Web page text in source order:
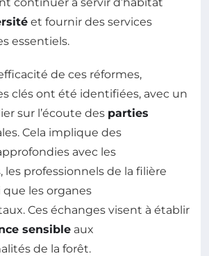
et fournir des services
essentiels.
de ces réformes,
clés ont été identifiées, avec un
sur l’écoute des parties
Cela implique des
avec les
professionnels de la filière
que les organes
Ces échanges visent à établir
sensible aux
de la forêt.